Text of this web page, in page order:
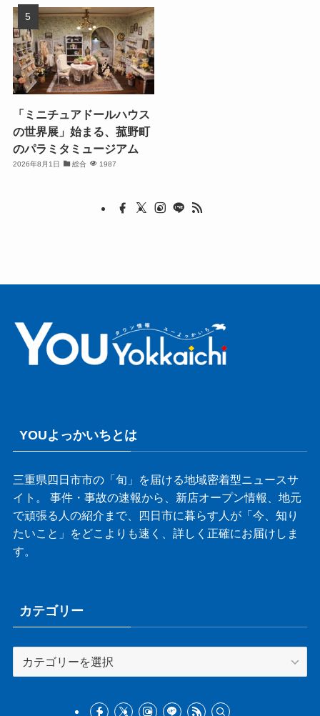
「ミニチュアドールハウス
の世界展」始まる、菰野町
のパラミタミュージアム
2026年8月1日 総合 1987
YOUよっかいちとは
三重県四日市市の「旬」を届ける地域密着型ニュースサ
イト。 事件・事故の速報から、新店オープン情報、地元
で頑張る人の紹介まで、四日市に暮らす人が「今、知り
たいこと」をどこよりも速く、詳しく正確にお届けしま
す。
カテゴリー
テ